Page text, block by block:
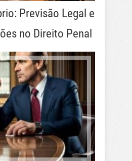
Previsão Legal e
no Direito Penal